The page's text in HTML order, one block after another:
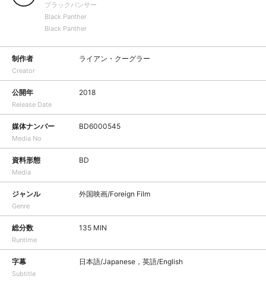
ブラックパンサー
Black Panther
Black Panther
制作者
Creator
ライアン・クーグラー
公開年
Release Date
2018
媒体ナンバー
Media No
BD6000545
資料形態
Media
BD
ジャンル
Genre
外国映画/Foreign Film
総分数
Runtime
135 MIN
字幕
Subtitle
日本語/Japanese，英語/English